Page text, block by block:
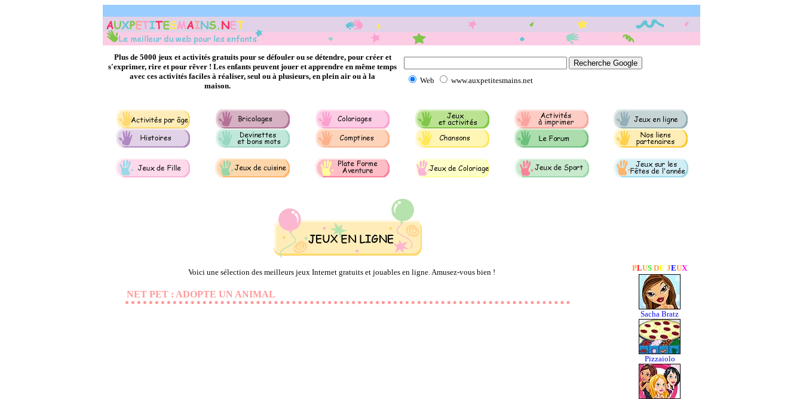
Plus de 5000 jeux et activités gratuits pour se défouler ou se détendre, pour créer et
s'exprimer, rire et pour rêver ! Les enfants peuvent jouer et apprendre en même temps
avec ces activités faciles à réaliser, seul ou à plusieurs, en plein air ou à la
maison.
Web www.auxpetitesmains.net
Voici une sélection des meilleurs jeux Internet gratuits et jouables en ligne. Amusez-vous bien !
NET PET : ADOPTE UN ANIMAL
PLUS DE JEUX
Sacha Bratz
Pizzaiolo